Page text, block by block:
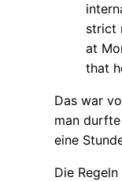
strict
at
that
Das war
man
eine
Die